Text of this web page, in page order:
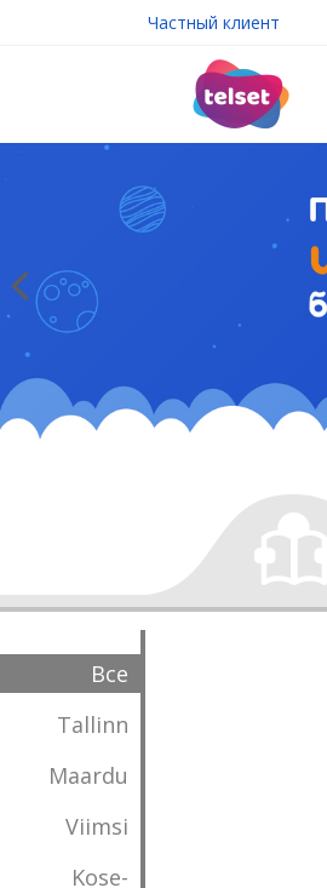
Частный клиент
Все
Tallinn
Maardu
Viimsi
Kose-